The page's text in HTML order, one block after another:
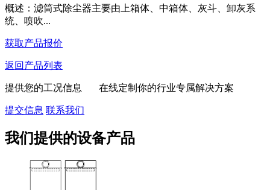
概述：滤筒式除尘器主要由上箱体、中箱体、灰斗、卸灰系
统、喷吹...
获取产品报价
返回产品列表
提供您的工况信息 在线定制你的行业专属解决方案
提交信息 联系我们
我们提供的设备产品